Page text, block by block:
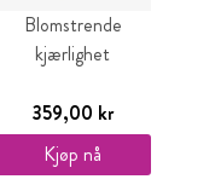
Blomstrende
kjærlighet
359,00 kr
Kjøp nå